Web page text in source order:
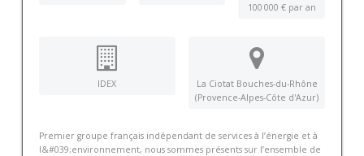
100 000 € par an
IDEX
La Ciotat Bouches-du-Rhône
(Provence-Alpes-Côte d'Azur)
Premier groupe français indépendant de services à l’énergie et à
l&#039;environnement, nous sommes présents sur l’ensemble de